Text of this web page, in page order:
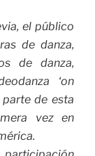
el público
de danza,
de danza,
‘on
parte de esta
vez en